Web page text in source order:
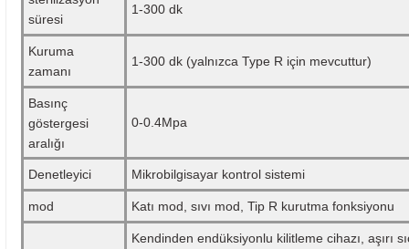
süresi
1-300 dk
Kuruma
zamanı
1-300 dk (yalnızca Type R için mevcuttur)
Basınç
göstergesi
aralığı
0-0.4Mpa
Denetleyici Mikrobilgisayar kontrol sistemi
mod Katı mod, sıvı mod, Tip R kurutma fonksiyonu
Kendinden endüksiyonlu kilitleme cihazı, aşırı